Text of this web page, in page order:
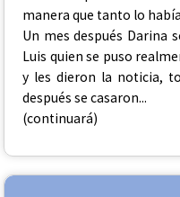
manera que tanto lo
Un mes después Darina
Luis quien se puso
y les dieron la noticia,
después se casaron...
(continuará)